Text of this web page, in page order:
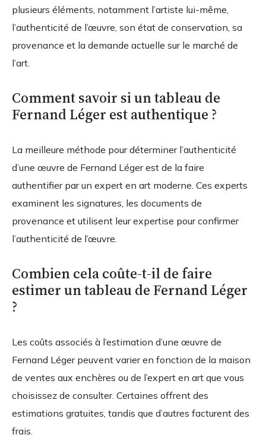
plusieurs éléments, notamment l’artiste lui-même,
l’authenticité de l’œuvre, son état de conservation, sa
provenance et la demande actuelle sur le marché de
l’art.
Comment savoir si un tableau de
Fernand Léger est authentique ?
La meilleure méthode pour déterminer l’authenticité
d’une œuvre de Fernand Léger est de la faire
authentifier par un expert en art moderne. Ces experts
examinent les signatures, les documents de
provenance et utilisent leur expertise pour confirmer
l’authenticité de l’œuvre.
Combien cela coûte-t-il de faire
estimer un tableau de Fernand Léger
?
Les coûts associés à l’estimation d’une œuvre de
Fernand Léger peuvent varier en fonction de la maison
de ventes aux enchères ou de l’expert en art que vous
choisissez de consulter. Certaines offrent des
estimations gratuites, tandis que d’autres facturent des
frais.